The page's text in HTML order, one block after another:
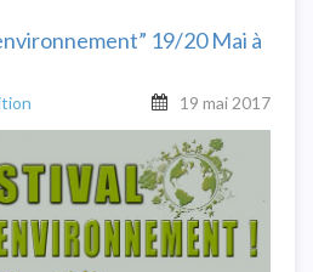
19/20 Mai à
19 mai 2017